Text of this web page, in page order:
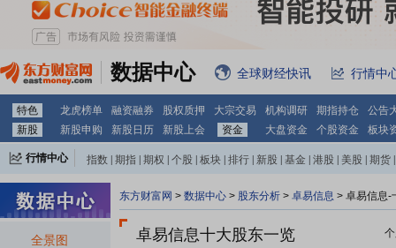
数据中心 全球财经快讯 行情中
特色 龙虎榜单 融资融券 股权质押 大宗交易 机构调研 期指持仓
公告
新股
新股申购 新股日历 新股上会 资金 大盘资金 个股资金 板块
行情中心 指数 期指 期权 个股 板块 排行 新股 基金 港股 美股 期货
全景图
东方财富网 > 数据中心 > 股东分析 > 卓易信息 > 卓易信息-
卓易信息十大股东一览